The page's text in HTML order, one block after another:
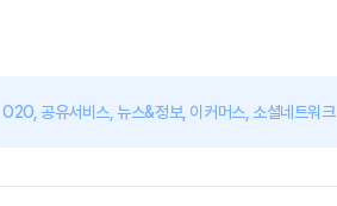
O2O, 공유서비스, 뉴스&정보, 이커머스, 소셜네트워크